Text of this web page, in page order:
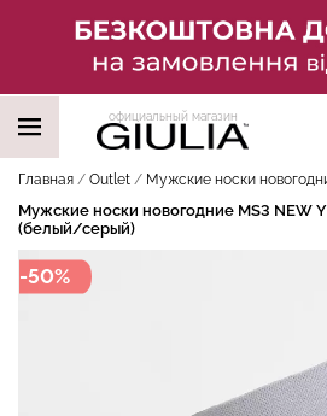
официальный магазин
Главная Outlet Мужские носки
Мужские носки новогодние MS3 NEW
(белый/серый)
-50%
НАШИ ТРЕНДОВЫЕ ТОВАРЫ